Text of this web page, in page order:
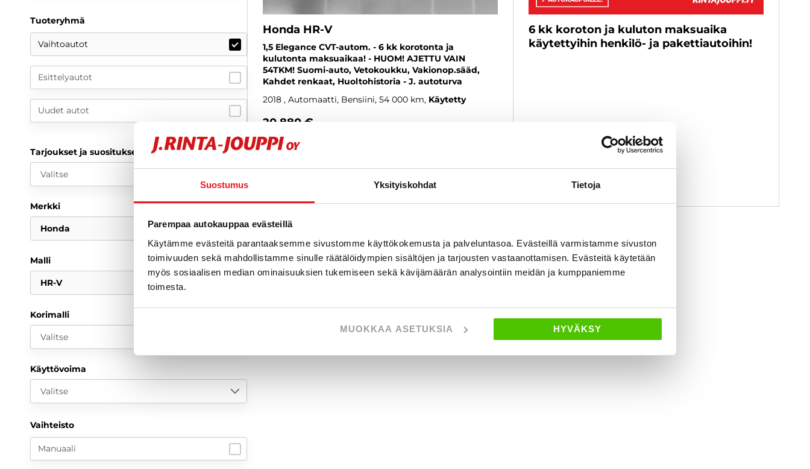
Suostumus Yksityiskohdat Tietoja
Parempaa autokauppaa evästeillä
Käytämme evästeitä parantaaksemme sivustomme käyttökokemusta ja palveluntasoa. Evästeillä varmistamme sivuston
toimivuuden sekä mahdollistamme sinulle räätälöidympien sisältöjen ja tarjousten vastaanottamisen. Evästeitä käytetään
myös sosiaalisen median ominaisuuksien tukemiseen sekä kävijämäärän analysointiin meidän ja kumppaniemme
toimesta.
MUOKKAA ASETUKSIA HYVÄKSY
Tuoteryhmä
Vaihtoautot
Esittelyautot
Uudet autot
Tarjoukset ja suositukset
Valitse
Merkki
Honda
Malli
HR-V
Korimalli
Valitse
Käyttövoima
Valitse
Vaihteisto
Manuaali
Honda HR-V
1,5 Elegance CVT-autom. - 6 kk korotonta ja
kulutonta maksuaikaa! - HUOM! AJETTU VAIN
54TKM! Suomi-auto, Vetokoukku, Vakionop.sääd,
Kahdet renkaat, Huoltohistoria - J. autoturva
2018 , Automaatti, Bensiini, 54 000 km Käytetty
20 880 €
alk. 220 € / kk
6 kk koroton ja kuluton maksuaika
käytettyihin henkilö- ja pakettiautoihin!